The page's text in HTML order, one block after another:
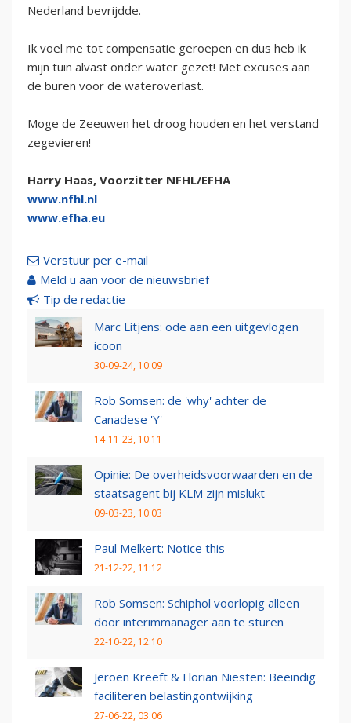
Nederland bevrijdde.
Ik voel me tot compensatie geroepen en dus heb ik
mijn tuin alvast onder water gezet! Met excuses aan
de buren voor de wateroverlast.
Moge de Zeeuwen het droog houden en het verstand
zegevieren!
Harry Haas, Voorzitter NFHL/EFHA
www.nfhl.nl
www.efha.eu
Verstuur per e-mail
Meld u aan voor de nieuwsbrief
Tip de redactie
Marc Litjens: ode aan een uitgevlogen
icoon
30-09-24, 10:09
Rob Somsen: de 'why' achter de
Canadese 'Y'
14-11-23, 10:11
Opinie: De overheidsvoorwaarden en de
staatsagent bij KLM zijn mislukt
09-03-23, 10:03
Paul Melkert: Notice this
21-12-22, 11:12
Rob Somsen: Schiphol voorlopig alleen
door interimmanager aan te sturen
22-10-22, 12:10
Jeroen Kreeft & Florian Niesten: Beëindig
faciliteren belastingontwijking
27-06-22, 03:06